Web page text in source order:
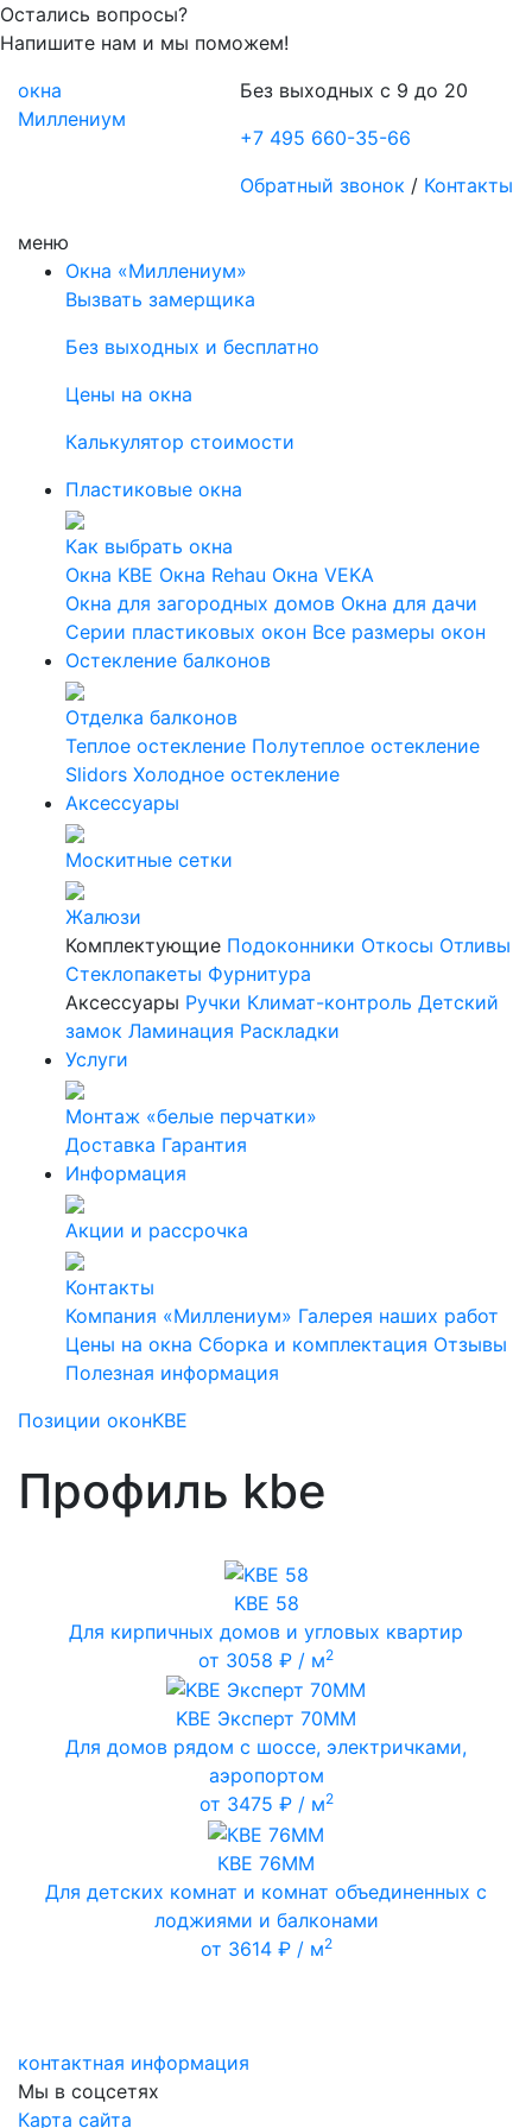
Остались вопросы?
Напишите нам и мы поможем!
окна
Миллениум
Без выходных с 9 до 20
+7 495 660-35-66
Обратный звонок / Контакты
меню
Окна «Миллениум»
Вызвать замерщика
Без выходных и бесплатно
Цены на окна
Калькулятор стоимости
Пластиковые окна
Как выбрать окна
Окна KBE Окна Rehau Окна VEKA
Окна для загородных домов Окна для дачи
Серии пластиковых окон Все размеры окон
Остекление балконов
Отделка балконов
Теплое остекление Полутеплое остекление
Slidors Холодное остекление
Аксессуары
Москитные сетки
Жалюзи
Комплектующие Подоконники Откосы Отливы
Стеклопакеты Фурнитура
Аксессуары Ручки Климат-контроль Детский
замок Ламинация Раскладки
Услуги
Монтаж «белые перчатки»
Доставка Гарантия
Информация
Акции и рассрочка
Контакты
Компания «Миллениум» Галерея наших работ
Цены на окна Сборка и комплектация Отзывы
Полезная информация
Позиции оконKBE
Профиль kbe
KBE 58
Для кирпичных домов и угловых квартир
от 3058 ₽ / м2
KBE Эксперт 70ММ
Для домов рядом с шоссе, электричками,
аэропортом
от 3475 ₽ / м2
КВЕ 76ММ
Для детских комнат и комнат объединенных с
лоджиями и балконами
от 3614 ₽ / м2
контактная информация
Мы в соцсетях
Карта сайта